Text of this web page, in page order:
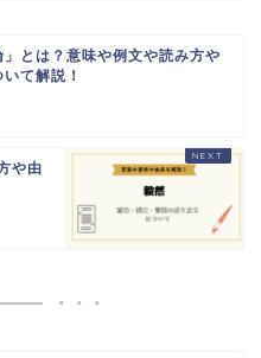
」とは？意味や例文や読み方や
て解説！
や由